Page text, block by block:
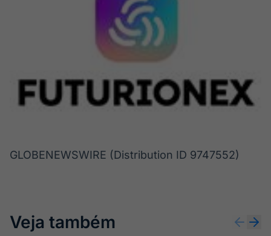
GLOBENEWSWIRE (Distribution ID 9747552)
Veja também